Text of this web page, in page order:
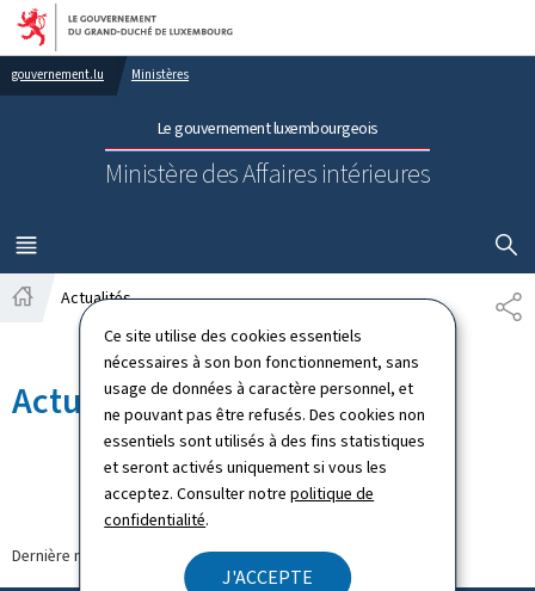
Ce site utilise des cookies essentiels
nécessaires à son bon fonctionnement, sans
usage de données à caractère personnel, et
ne pouvant pas être refusés. Des cookies non
essentiels sont utilisés à des fins statistiques
et seront activés uniquement si vous les
acceptez. Consulter notrepolitique de
confidentialité.
J'ACCEPTE
Aller au menu principal
Aller au contenu
gouvernement.lu Ministères
Le gouvernement luxembourgeois
Ministère des Affaires intérieures
MENU
PRINCIPAL
Actualités
Actualités
Dernière modification le 07.05.2025